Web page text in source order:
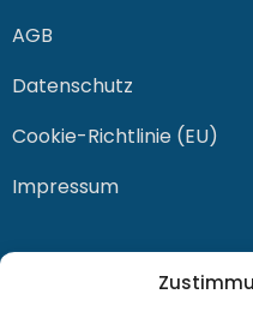
AGB
Datenschutz
Cookie-Richtlinie (EU)
Impressum